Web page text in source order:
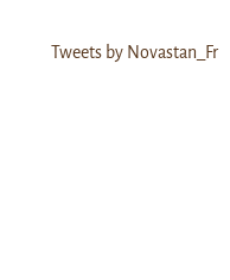
Tweets by Novastan_Fr